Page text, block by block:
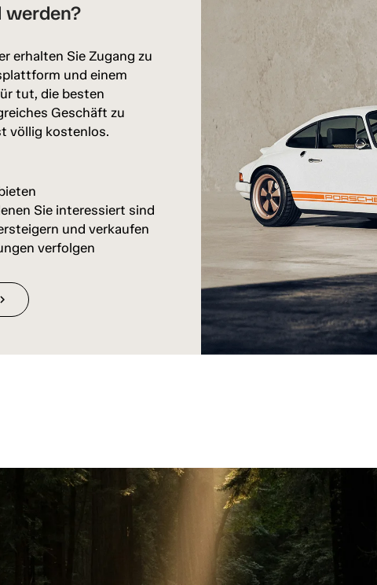
erhalten Sie Zugang zu
und einem
tut, die besten
Geschäft zu
völlig kostenlos.
Sie interessiert sind
und verkaufen
verfolgen
chevron_right